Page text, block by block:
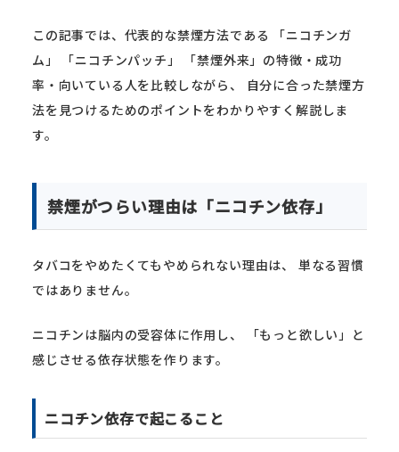
この記事では、代表的な禁煙方法である 「ニコチンガ
ム」 「ニコチンパッチ」 「禁煙外来」の特徴・成功
率・向いている人を比較しながら、 自分に合った禁煙方
法を見つけるためのポイントをわかりやすく解説しま
す。
禁煙がつらい理由は「ニコチン依存」
タバコをやめたくてもやめられない理由は、 単なる習慣
ではありません。
ニコチンは脳内の受容体に作用し、 「もっと欲しい」と
感じさせる依存状態を作ります。
ニコチン依存で起こること